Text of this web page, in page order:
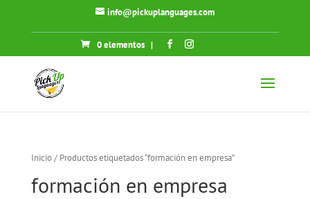
info@pickuplanguages.com
0 elementos |
Inicio/ Productos etiquetados “formación en empresa”
formación en empresa